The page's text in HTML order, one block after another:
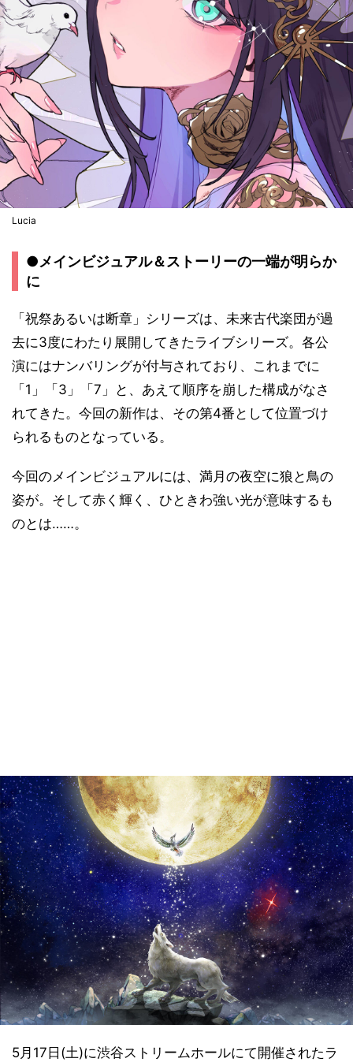
Lucia
●メインビジュアル＆ストーリーの一端が明らか
に
「祝祭あるいは断章」シリーズは、未来古代楽団が過
去に3度にわたり展開してきたライブシリーズ。各公
演にはナンバリングが付与されており、これまでに
「1」「3」「7」と、あえて順序を崩した構成がなさ
れてきた。今回の新作は、その第4番として位置づけ
られるものとなっている。
今回のメインビジュアルには、満月の夜空に狼と鳥の
姿が。そして赤く輝く、ひときわ強い光が意味するも
のとは……。
5月17日(土)に渋谷ストリームホールにて開催されたラ